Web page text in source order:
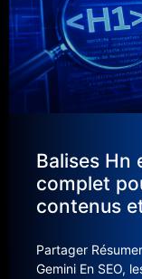
Balises Hn
complet
contenus
Partager
Gemini En SEO,